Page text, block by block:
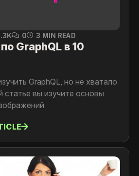
0 3 MIN READ
GraphQL в 10
GraphQL, но не хватало
статье вы изучите основы